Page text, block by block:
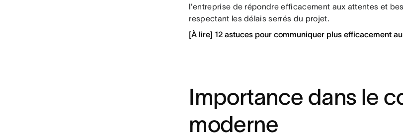
l'entreprise de répondre efficacement aux attentes et
respectant les délais serrés du projet.
[À lire] 12 astuces pour communiquer plus efficacement
Importance dans le
moderne